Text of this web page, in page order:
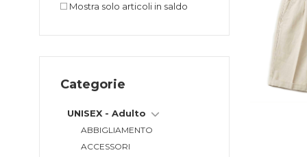
Mostra solo articoli in saldo
Categorie
UNISEX - Adulto
ABBIGLIAMENTO
ACCESSORI